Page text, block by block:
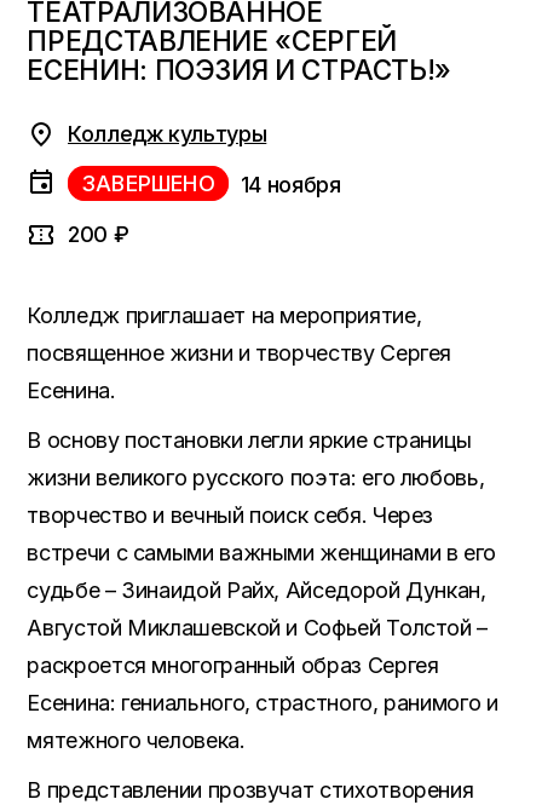
ТЕАТРАЛИЗОВАННОЕ
ПРЕДСТАВЛЕНИЕ «СЕРГЕЙ
ЕСЕНИН: ПОЭЗИЯ И СТРАСТЬ!»
Колледж культуры
ЗАВЕРШЕНО
14 ноября
200 ₽
Колледж приглашает на мероприятие,
посвященное жизни и творчеству Сергея
Есенина.
В основу постановки легли яркие страницы
жизни великого русского поэта: его любовь,
творчество и вечный поиск себя. Через
встречи с самыми важными женщинами в его
судьбе – Зинаидой Райх, Айседорой Дункан,
Августой Миклашевской и Софьей Толстой –
раскроется многогранный образ Сергея
Есенина: гениального, страстного, ранимого и
мятежного человека.
В представлении прозвучат стихотворения